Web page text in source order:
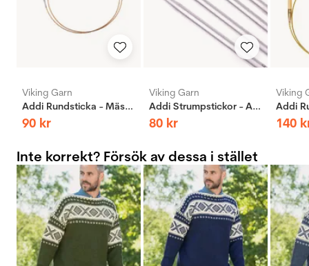
Viking Garn
Addi Rundsticka - Mässing
90 kr
Viking Garn
Addi Strumpstickor - Aluminium
80 kr
Viking
140
Inte korrekt? Försök av dessa i stället